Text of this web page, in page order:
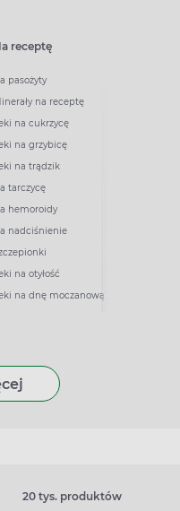
receptę
pasożyty
na receptę
na cukrzycę
na grzybicę
na trądzik
tarczycę
hemoroidy
nadciśnienie
na otyłość
na dnę moczanową
20 tys. produktów